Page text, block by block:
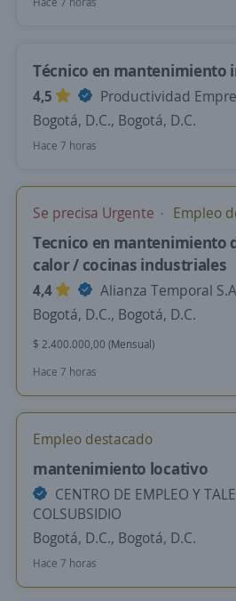
Técnico en mantenimiento
4,5
Productividad
Bogotá, D.C., Bogotá, D.C.
Hace 7 horas
Se precisa Urgente Empleo
Tecnico en mantenimiento
calor / cocinas industriales
4,4
Alianza Temporal
Bogotá, D.C., Bogotá, D.C.
$ 2.400.000,00 (Mensual)
Hace 7 horas
Empleo destacado
mantenimiento locativo
CENTRO DE EMPLEO Y
COLSUBSIDIO
Bogotá, D.C., Bogotá, D.C.
Hace 7 horas